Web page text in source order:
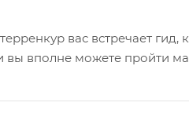
вас встречает
вы вполне можете пройти